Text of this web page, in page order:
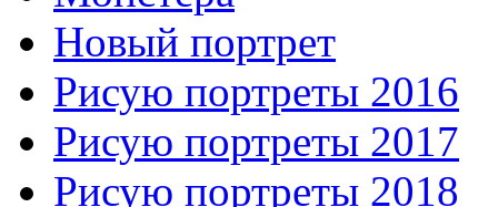
Новый портрет
Рисую портреты 2016
Рисую портреты 2017
Рисую портреты 2018